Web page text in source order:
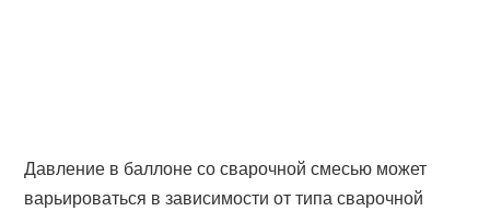
Давление в баллоне со сварочной смесью может
варьироваться в зависимости от типа сварочной